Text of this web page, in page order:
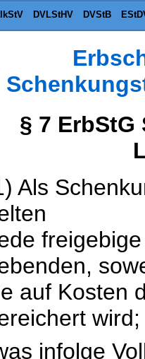
DVLStHV DVStB
§ 7
Als
auf Kosten
wird;
infolge